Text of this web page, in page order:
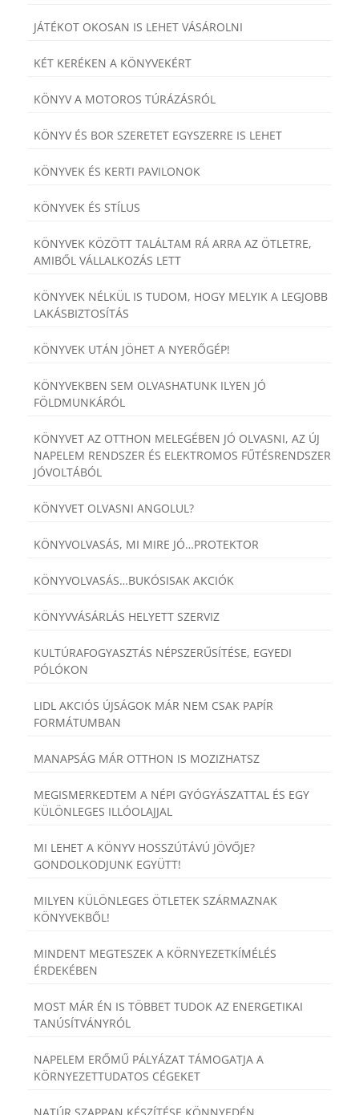
JÁTÉKOT OKOSAN IS LEHET VÁSÁROLNI
KÉT KERÉKEN A KÖNYVEKÉRT
KÖNYV A MOTOROS TÚRÁZÁSRÓL
KÖNYV ÉS BOR SZERETET EGYSZERRE IS LEHET
KÖNYVEK ÉS KERTI PAVILONOK
KÖNYVEK ÉS STÍLUS
KÖNYVEK KÖZÖTT TALÁLTAM RÁ ARRA AZ ÖTLETRE,
AMIBŐL VÁLLALKOZÁS LETT
KÖNYVEK NÉLKÜL IS TUDOM, HOGY MELYIK A LEGJOBB
LAKÁSBIZTOSÍTÁS
KÖNYVEK UTÁN JÖHET A NYERŐGÉP!
KÖNYVEKBEN SEM OLVASHATUNK ILYEN JÓ
FÖLDMUNKÁRÓL
KÖNYVET AZ OTTHON MELEGÉBEN JÓ OLVASNI, AZ ÚJ
NAPELEM RENDSZER ÉS ELEKTROMOS FŰTÉSRENDSZER
JÓVOLTÁBÓL
KÖNYVET OLVASNI ANGOLUL?
KÖNYVOLVASÁS, MI MIRE JÓ…PROTEKTOR
KÖNYVOLVASÁS…BUKÓSISAK AKCIÓK
KÖNYVVÁSÁRLÁS HELYETT SZERVIZ
KULTÚRAFOGYASZTÁS NÉPSZERŰSÍTÉSE, EGYEDI
PÓLÓKON
LIDL AKCIÓS ÚJSÁGOK MÁR NEM CSAK PAPÍR
FORMÁTUMBAN
MANAPSÁG MÁR OTTHON IS MOZIZHATSZ
MEGISMERKEDTEM A NÉPI GYÓGYÁSZATTAL ÉS EGY
KÜLÖNLEGES ILLÓOLAJJAL
MI LEHET A KÖNYV HOSSZÚTÁVÚ JÖVŐJE?
GONDOLKODJUNK EGYÜTT!
MILYEN KÜLÖNLEGES ÖTLETEK SZÁRMAZNAK
KÖNYVEKBŐL!
MINDENT MEGTESZEK A KÖRNYEZETKÍMÉLÉS
ÉRDEKÉBEN
MOST MÁR ÉN IS TÖBBET TUDOK AZ ENERGETIKAI
TANÚSÍTVÁNYRÓL
NAPELEM ERŐMŰ PÁLYÁZAT TÁMOGATJA A
KÖRNYEZETTUDATOS CÉGEKET